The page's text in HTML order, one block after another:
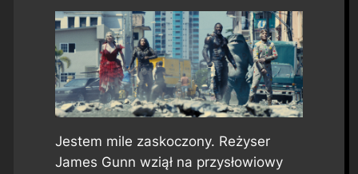
Jestem mile zaskoczony. Reżyser
James Gunn wziął na przysłowiowy